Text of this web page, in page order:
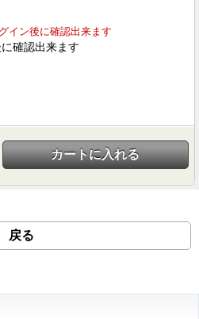
イン後に確認出来ます
確認出来ます
カートに入れる
戻る